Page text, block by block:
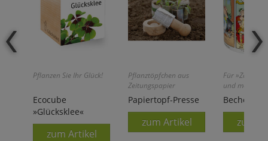
Pflanzen Sie Ihr Glück!
Ecocube
»Glücksklee«
zum Artikel
Pflanztöpfchen aus
Zeitungspapier
selbstgemacht!
Papiertopf-Presse
zum Artikel
Für
und mehr!
Becher
zum